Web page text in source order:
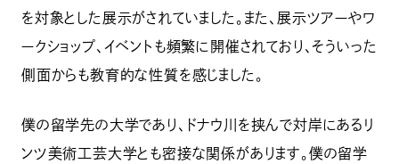
を対象とした展示がされていました。また、展示ツアーやワ
ークショップ、イベントも頻繁に開催されており、そういった
側面からも教育的な性質を感じました。
僕の留学先の大学であり、ドナウ川を挟んで対岸にあるリ
ンツ美術工芸大学とも密接な関係があります。僕の留学